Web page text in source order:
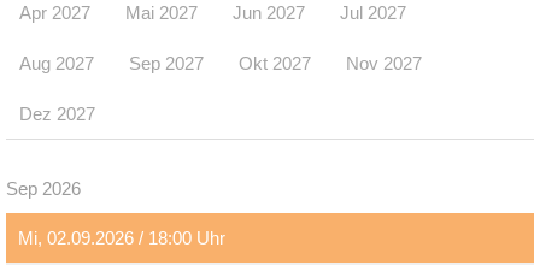
Apr 2027 Mai 2027 Jun 2027 Jul 2027
Aug 2027 Sep 2027 Okt 2027 Nov 2027
Dez 2027
Sep 2026
Mi, 02.09.2026 / 18:00 Uhr